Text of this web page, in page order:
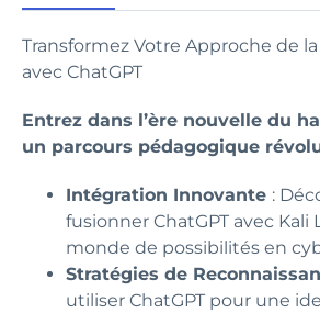
Transformez Votre Approche de
avec ChatGPT
Entrez dans l’ère nouvelle du
un parcours pédagogique
Intégration Innovante :
fusionner ChatGPT avec Kali
monde de possibilités en
Stratégies de
utiliser ChatGPT pour une